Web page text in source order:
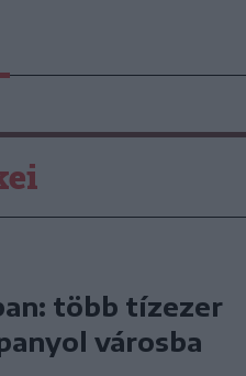
több tízezer
városba